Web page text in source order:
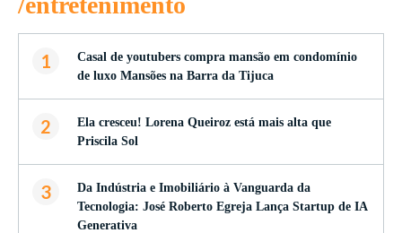
1
Casal de youtubers compra mansão em condomínio
de luxo Mansões na Barra da Tijuca
2
Ela cresceu! Lorena Queiroz está mais alta que
Priscila Sol
3
Da Indústria e Imobiliário à Vanguarda da
Tecnologia: José Roberto Egreja Lança Startup de IA
Generativa